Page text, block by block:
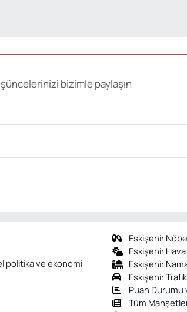
politika ve ekonomi
Eskişehir
Eskişehir
Eskişehir
Eskişehir
Puan Durumu
Tüm